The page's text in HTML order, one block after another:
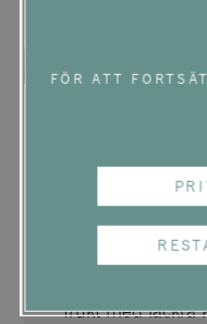
LES
Smakrikt vitt vin
frukt med läckra
FÖR ATT